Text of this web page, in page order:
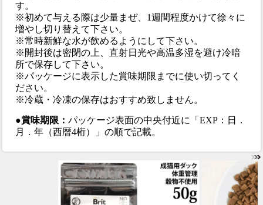
す。
※初めて与える際は少量まぜ、1週間程度かけて徐々に
増やし切り替えて下さい。
※常時新鮮な水が飲めるようにして下さい。
※開封後は密閉の上、直射日光や高温多湿を避け冷暗
所で保存して下さい。
※パッケージに表示した賞味期限までに使い切ってく
ださい。
※冷蔵・冷凍の保存はおすすめ致しません。
●賞味期限：パッケージ表面の中央付近に「EXP：日．
月．年（西暦4桁）」の順で記載。